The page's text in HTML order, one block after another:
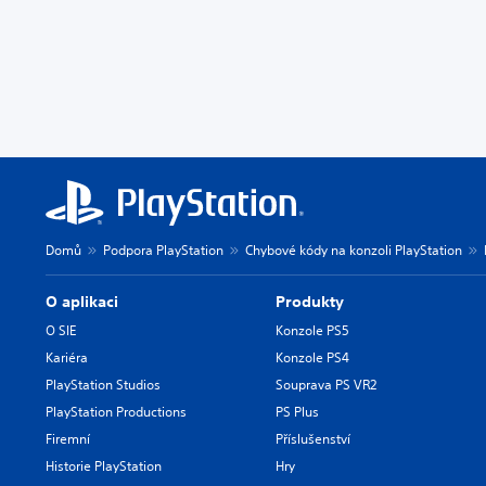
Domů Podpora PlayStation Chybové kódy na konzoli PlayStation
O aplikaci
O SIE
Kariéra
PlayStation Studios
PlayStation Productions
Firemní
Historie PlayStation
Produkty
Konzole PS5
Konzole PS4
Souprava PS VR2
PS Plus
Příslušenství
Hry